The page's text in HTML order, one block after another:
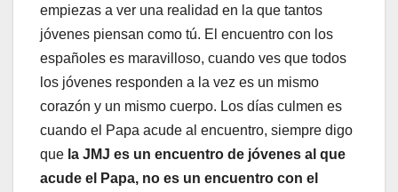
empiezas a ver una realidad en la que tantos
jóvenes piensan como tú. El encuentro con los
españoles es maravilloso, cuando ves que todos
los jóvenes responden a la vez es un mismo
corazón y un mismo cuerpo. Los días culmen es
cuando el Papa acude al encuentro, siempre digo
que la JMJ es un encuentro de jóvenes al que
acude el Papa, no es un encuentro con el